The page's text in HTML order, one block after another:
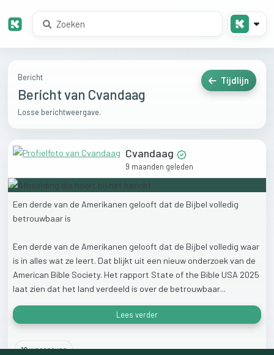
Bericht
Bericht van Cvandaag
Losse berichtweergave.
Tijdlijn
Cvandaag
9 maanden geleden
Een derde van de Amerikanen gelooft dat de Bijbel volledig
betrouwbaar is
Een derde van de Amerikanen gelooft dat de Bijbel volledig waar
is in alles wat ze leert. Dat blijkt uit een nieuw onderzoek van de
American Bible Society. Het rapport State of the Bible USA 2025
laat zien dat het land verdeeld is over de betrouwbaar...
Lees verder
19weergaven